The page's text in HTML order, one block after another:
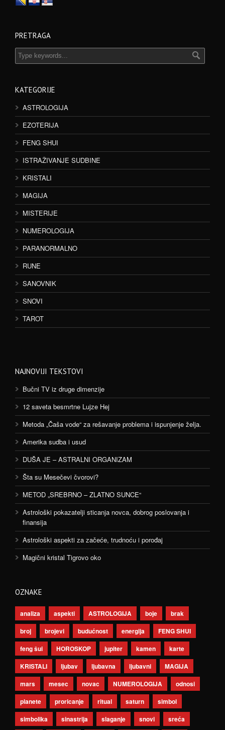
PRETRAGA
KATEGORIJE
ASTROLOGIJA
EZOTERIJA
FENG SHUI
ISTRAŽIVANJE SUDBINE
KRISTALI
MAGIJA
MISTERIJE
NUMEROLOGIJA
PARANORMALNO
RUNE
SANOVNIK
SNOVI
TAROT
NAJNOVIJI TEKSTOVI
Bučni TV iz druge dimenzije
12 saveta besmrtne Lujze Hej
Metoda „Čaša vode“ za rešavanje problema i ispunjenje želja.
Amerika sudba i usud
DUŠA JE – ASTRALNI ORGANIZAM
Šta su Mesečevi čvorovi?
METOD „SREBRNO – ZLATNO SUNCE“
Astrološki pokazatelji sticanja novca, dobrog poslovanja i
finansija
Astrološki aspekti za začeće, trudnoću i porođaj
Magični kristal Tigrovo oko
OZNAKE
analiza aspekti ASTROLOGIJA boje
brak
broj
brojevi budućnost energija
FENG SHUI
feng šui
HOROSKOP jupiter kamen
karte
KRISTALI
ljubav ljubavna ljubavni
MAGIJA
mars
mesec novac NUMEROLOGIJA
odnosi
planete
proricanje ritual saturn
simbol
simbolika
sinastrija slaganje snovi sreća